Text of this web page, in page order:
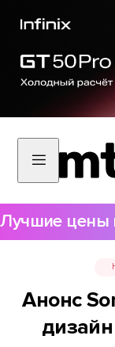
Лучшие цены
Анонс